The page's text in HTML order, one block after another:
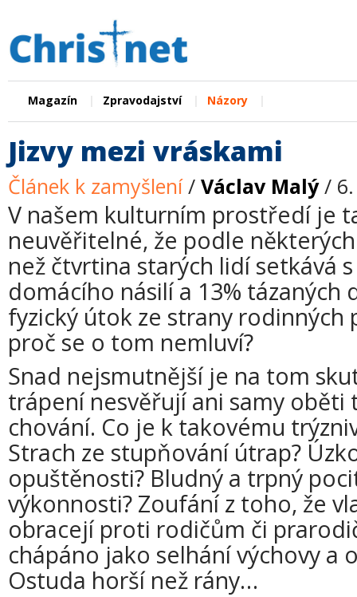
Magazín Zpravodajství Názory
Jizvy mezi vráskami
Článek k zamyšlení/ Václav Malý /
V našem kulturním prostředí je
neuvěřitelné, že podle
než čtvrtina starých lidí setkává
domácího násilí a 13% tázaných
fyzický útok ze strany rodinných
proč se o tom nemluví?
Snad nejsmutnější je na tom
trápení nesvěřují ani samy
chování. Co je k takovému
Strach ze stupňování útrap?
opuštěnosti? Bludný a trpný
výkonnosti? Zoufání z toho, že
obracejí proti rodičům či
chápáno jako selhání výchovy a
Ostuda horší než rány…